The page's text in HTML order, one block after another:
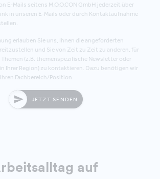
E-Mails seitens M.O.O.CON GmbH jederzeit über
in unseren E-Mails oder durch Kontaktaufnahme
erlauben Sie uns, Ihnen die angeforderten
und Sie von Zeit zu Zeit zu anderen, für
(z.B. themenspezifische Newsletter oder
Ihrer Region) zu kontaktieren. Dazu benötigen wir
Fachbereich/Position.
JETZT SENDEN
auf